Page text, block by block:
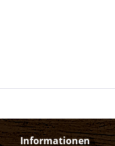
Informationen